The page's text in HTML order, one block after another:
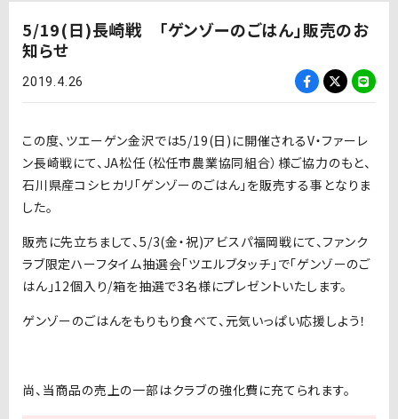
5/19(日)長崎戦 「ゲンゾーのごはん」販売のお
知らせ
2019.4.26
この度、ツエーゲン金沢では5/19(日)に開催されるV・ファーレ
ン長崎戦にて、JA松任（松任市農業協同組合）様ご協力のもと、
石川県産コシヒカリ「ゲンゾーのごはん」を販売する事となりま
した。
販売に先立ちまして、5/3(金・祝)アビスパ福岡戦にて、ファンク
ラブ限定ハーフタイム抽選会「ツエルブタッチ」で「ゲンゾーのご
はん」12個入り/箱を抽選で3名様にプレゼントいたします。
ゲンゾーのごはんをもりもり食べて、元気いっぱい応援しよう！
尚、当商品の売上の一部はクラブの強化費に充てられます。